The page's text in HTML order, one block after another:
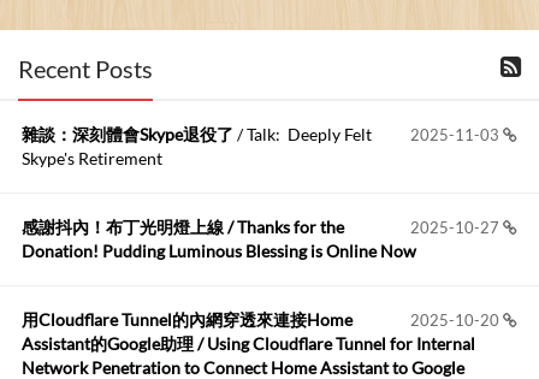
2026-06-18
布丁布丁吃布丁
kage好像也可以下載整個網站 感謝分享
Anonymous:
https://github.com/t...
布丁布丁吃布丁:
我目前並沒有常駐的Google Home...
2026-05-15
Robertmycs:
這篇WinXP公用電腦安裝與優化的步驟超...
Recent Posts
2025-11-03
雜談：深刻體會Skype退役了 / Talk: Deeply Felt
Skype's Retirement
2025-10-27
感謝抖內！布丁光明燈上線 / Thanks for the
Donation! Pudding Luminous Blessing is Online Now
2025-10-20
用Cloudflare Tunnel的內網穿透來連接Home
Assistant的Google助理 / Using Cloudflare Tunnel for Internal
Network Penetration to Connect Home Assistant to Google